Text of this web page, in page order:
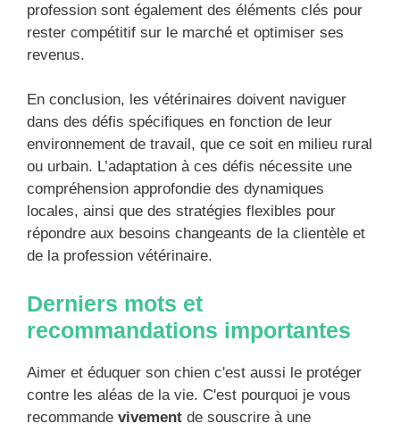
profession sont également des éléments clés pour
rester compétitif sur le marché et optimiser ses
revenus.
En conclusion, les vétérinaires doivent naviguer
dans des défis spécifiques en fonction de leur
environnement de travail, que ce soit en milieu rural
ou urbain. L’adaptation à ces défis nécessite une
compréhension approfondie des dynamiques
locales, ainsi que des stratégies flexibles pour
répondre aux besoins changeants de la clientèle et
de la profession vétérinaire.
Derniers mots et
recommandations importantes
Aimer et éduquer son chien c'est aussi le protéger
contre les aléas de la vie. C'est pourquoi je vous
recommande vivement de souscrire à une